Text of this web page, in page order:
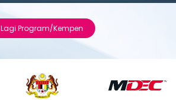
Lagi Program/Kempen